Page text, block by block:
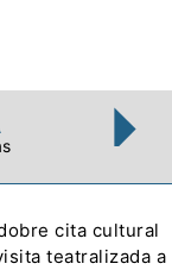
cita cultural
teatralizada a